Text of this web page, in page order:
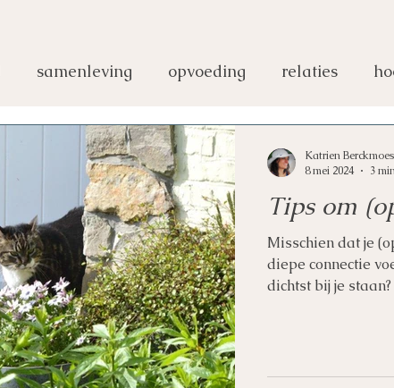
samenleving opvoeding relaties
Tips om
Misschien dat je
diepe connectie
dichtst bij je staan?
Katrien Berckmoes
8 mei 2024
3